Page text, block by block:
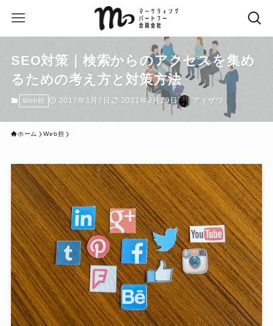
SEO対策｜検索からのアクセスを集め
るための考え方と対策方法
Web担 2017年1月7日 2021年2月20日 アイザワ
ホーム Web担